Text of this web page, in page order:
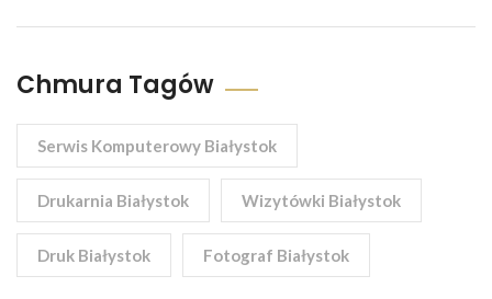
Chmura Tagów
Serwis Komputerowy Białystok
Drukarnia Białystok Wizytówki Białystok
Druk Białystok Fotograf Białystok